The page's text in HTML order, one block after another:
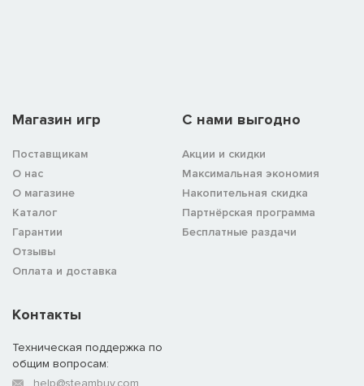
Магазин игр
Поставщикам
О нас
О магазине
Каталог
Гарантии
Отзывы
Оплата и доставка
C нами выгодно
Акции и скидки
Максимальная экономия
Накопительная скидка
Партнёрская программа
Бесплатные раздачи
Контакты
Техническая поддержка по
общим вопросам: